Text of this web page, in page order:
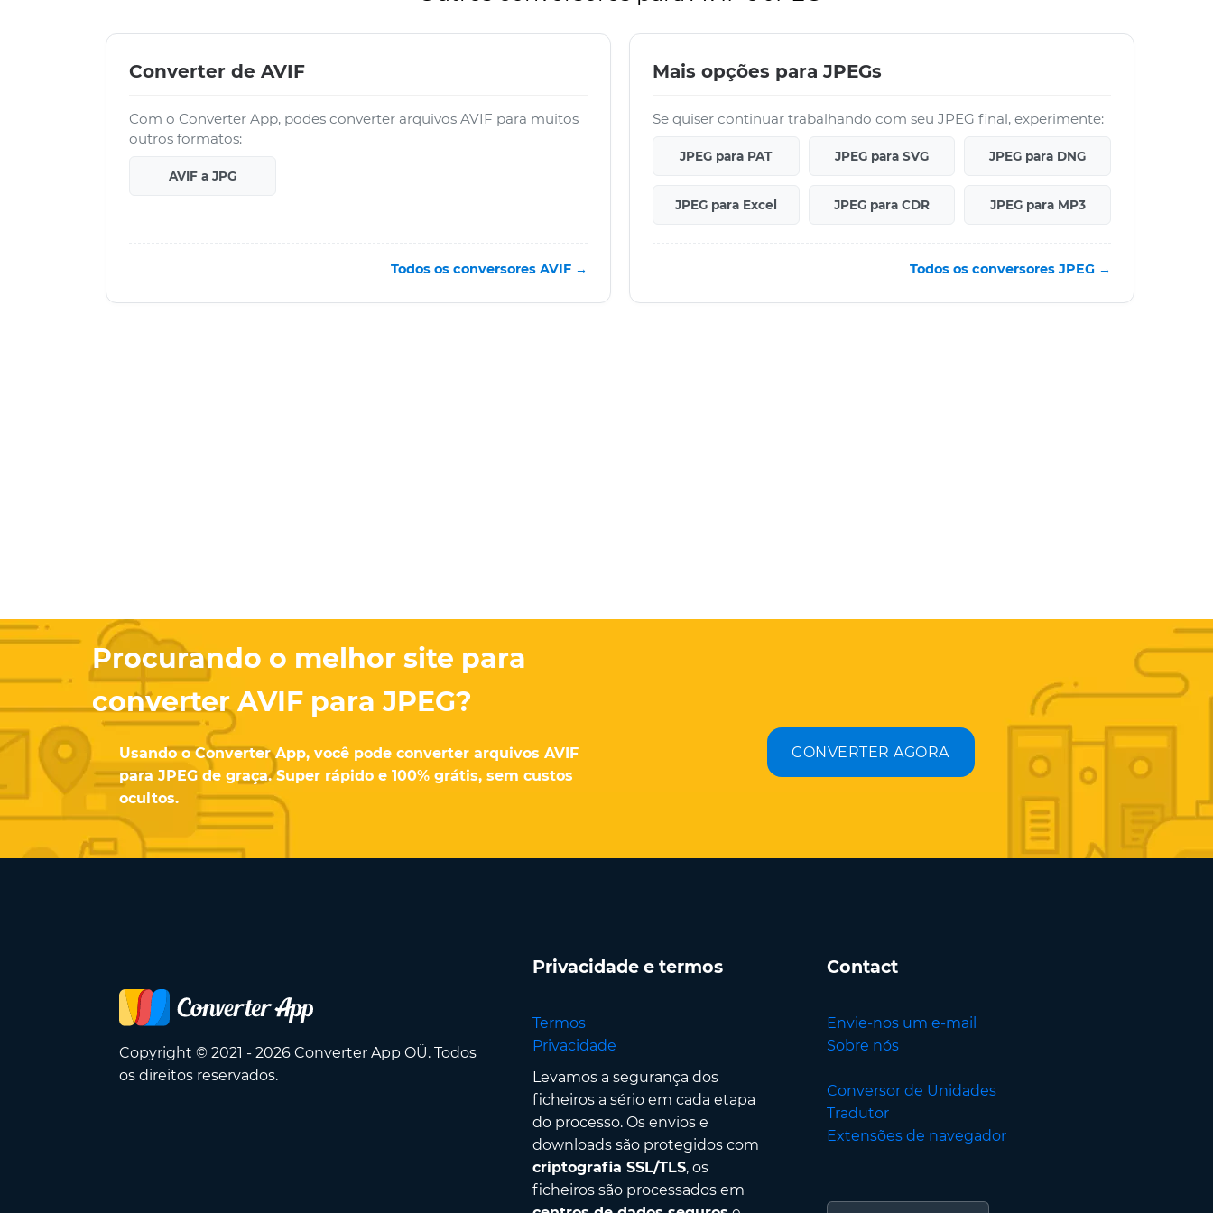
Converter de AVIF
Com o Converter App, podes converter arquivos AVIF para muitos
outros formatos:
AVIF a JPG
Todos os conversores AVIF →
Mais opções para JPEGs
Se quiser continuar trabalhando com seu JPEG final, experimente:
JPEG para PAT JPEG para SVG JPEG para DNG
JPEG para Excel JPEG para CDR JPEG para MP3
Todos os conversores JPEG →
Procurando o melhor site para
converter AVIF para JPEG?
Usando o Converter App, você pode converter arquivos AVIF
para JPEG de graça. Super rápido e 100% grátis, sem custos
ocultos.
CONVERTER AGORA
Copyright © 2021 - 2026 Converter App OÜ. Todos
os direitos reservados.
Privacidade e termos
Termos
Privacidade
Levamos a segurança dos
ficheiros a sério em cada etapa
do processo. Os envios e
downloads são protegidos com
criptografia SSL/TLS, os
ficheiros são processados em
Contact
Envie-nos um e-mail
Sobre nós
Conversor de Unidades
Tradutor
Extensões de navegador